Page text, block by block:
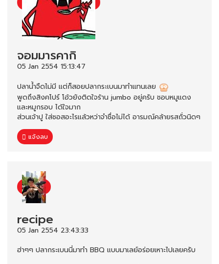
จอมมารคากิ
05 Jan 2554 15:13:47
ปลาน้ำจืดไม่มี แต่ก็สอยปลากระเบนมาทำแทนเลย
พูดถึงสิงคโปร์ โอ้วยังติดใจร้าน jumbo อยู่ครับ ชอบหมูแดง
และหมูกรอบ ได้ใจมาก
ส่วนเจ้าปู ใส่ซอสอะไรแล้วหว่าจำชื่อไม่ได้ อารมณ์คล้ายรสถั่วนิดๆ
แจ้งลบ
recipe
05 Jan 2554 23:43:33
ฮ่าๆๆ ปลากระเบนนี่มาทำ BBQ แบบมาเลย์อร่อยเหาะไปเลยครับ